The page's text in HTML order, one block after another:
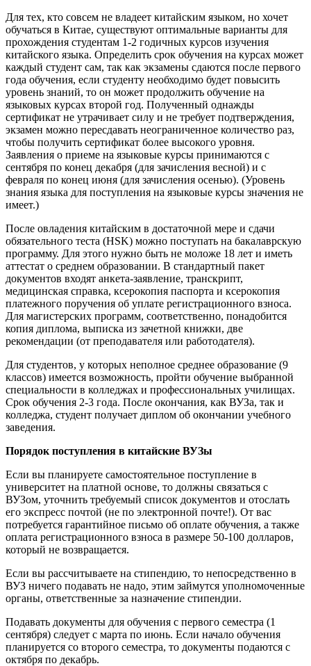
Для тех, кто совсем не владеет китайским языком, но хочет
обучаться в Китае, существуют оптимальные варианты для
прохождения студентам 1-2 годичных курсов изучения
китайского языка. Определить срок обучения на курсах может
каждый студент сам, так как экзамены сдаются после первого
года обучения, если студенту необходимо будет повысить
уровень знаний, то он может продолжить обучение на
языковых курсах второй год. Полученный однажды
сертификат не утрачивает силу и не требует подтверждения,
экзамен можно пересдавать неограниченное количество раз,
чтобы получить сертификат более высокого уровня.
Заявления о приеме на языковые курсы принимаются с
сентября по конец декабря (для зачисления весной) и с
февраля по конец июня (для зачисления осенью). (Уровень
знания языка для поступления на языковые курсы значения не
имеет.)
После овладения китайским в достаточной мере и сдачи
обязательного теста (HSK) можно поступать на бакалаврскую
программу. Для этого нужно быть не моложе 18 лет и иметь
аттестат о среднем образовании. В стандартный пакет
документов входят анкета-заявление, транскрипт,
медицинская справка, ксерокопия паспорта и ксерокопия
платежного поручения об уплате регистрационного взноса.
Для магистерских программ, соответственно, понадобится
копия диплома, выписка из зачетной книжки, две
рекомендации (от преподавателя или работодателя).
Для студентов, у которых неполное среднее образование (9
классов) имеется возможность, пройти обучение выбранной
специальности в колледжах и профессиональных училищах.
Срок обучения 2-3 года. После окончания, как ВУЗа, так и
колледжа, студент получает диплом об окончании учебного
заведения.
Порядок поступления в китайские ВУЗы
Если вы планируете самостоятельное поступление в
университет на платной основе, то должны связаться с
ВУЗом, уточнить требуемый список документов и отослать
его экспресс почтой (не по электронной почте!). От вас
потребуется гарантийное письмо об оплате обучения, а также
оплата регистрационного взноса в размере 50-100 долларов,
который не возвращается.
Если вы рассчитываете на стипендию, то непосредственно в
ВУЗ ничего подавать не надо, этим займутся уполномоченные
органы, ответственные за назначение стипендии.
Подавать документы для обучения с первого семестра (1
сентября) следует с марта по июнь. Если начало обучения
планируется со второго семестра, то документы подаются с
октября по декабрь.